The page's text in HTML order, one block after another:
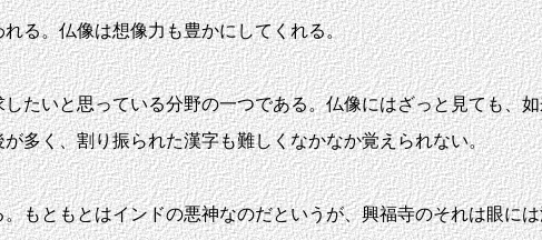
る。仏像は想像力も豊かにしてくれる。
いと思っている分野の一つである。仏像にはざっと見ても、
多く、割り振られた漢字も難しくなかなか覚えられない。
ともとはインドの悪神なのだというが、興福寺のそれは眼に